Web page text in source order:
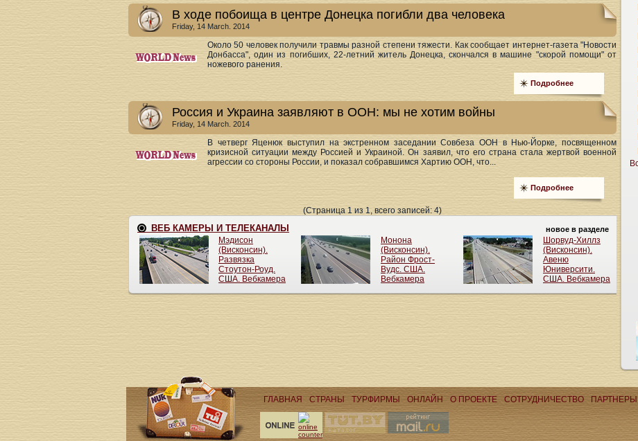
В ходе побоища в центре Донецка погибли два человека
Friday, 14 March. 2014
Около 50 человек получили травмы разной степени тяжести. Как сообщает интернет-газета "Новости
Донбасса", один из погибших, 22-летний житель Донецка, скончался в машине "скорой помощи" от
ножевого ранения.
Подробнее
Россия и Украина заявляют в ООН: мы не хотим войны
Friday, 14 March. 2014
В четверг Яценюк выступил на экстренном заседании Совбеза ООН в Нью-Йорке, посвященном
кризисной ситуации между Россией и Украиной. Он заявил, что его страна стала жертвой военной
агрессии со стороны России, и показал собравшимся Хартию ООН, что...
Подробнее
(Страница 1 из 1, всего записей: 4)
ГЛАВНАЯ СТРАНЫ ТУРФИРМЫ ОНЛАЙН О ПРОЕКТЕ CОТРУДНИЧЕСТВО ПАРТНЕРЫ